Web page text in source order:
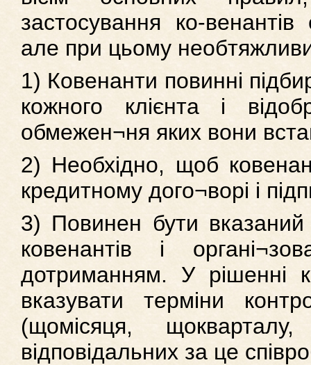
застосування ко-
але при цьому
1) Ковенанти повинні
кожного клієнта і
обмежен¬ня яких вони
2) Необхідно, щоб
кредитному дого¬ворі і
3) Повинен бути
ковенантів і
дотриманням. У рішенні
вказувати терміни
(щомісяця,
відповідальних за це